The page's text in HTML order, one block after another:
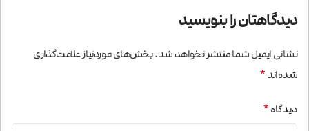
دیدگاهتان را بنویسید
نشانی ایمیل شما منتشر نخواهد شد.بخش‌های موردنیاز علامت‌گذاری
شده‌اند*
دیدگاه*